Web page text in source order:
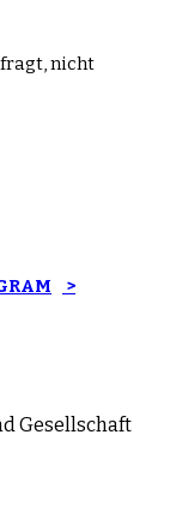
nicht
>
Gesellschaft